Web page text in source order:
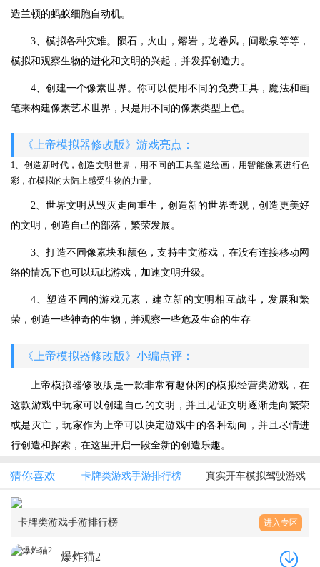
造兰顿的蚂蚁细胞自动机。
3、模拟各种灾难。陨石，火山，熔岩，龙卷风，间歇泉等等，
模拟和观察生物的进化和文明的兴起，并发挥创造力。
4、创建一个像素世界。你可以使用不同的免费工具，魔法和画
笔来构建像素艺术世界，只是用不同的像素类型上色。
《上帝模拟器修改版》游戏亮点：
1、创造新时代，创造文明世界，用不同的工具塑造绘画，用智能像素进行色
彩，在模拟的大陆上感受生物的力量。
2、世界文明从毁灭走向重生，创造新的世界奇观，创造更美好
的文明，创造自己的部落，繁荣发展。
3、打造不同像素块和颜色，支持中文游戏，在没有连接移动网
络的情况下也可以玩此游戏，加速文明升级。
4、塑造不同的游戏元素，建立新的文明相互战斗，发展和繁
荣，创造一些神奇的生物，并观察一些危及生命的生存
《上帝模拟器修改版》小编点评：
上帝模拟器修改版是一款非常有趣休闲的模拟经营类游戏，在
这款游戏中玩家可以创建自己的文明，并且见证文明逐渐走向繁荣
或是灭亡，玩家作为上帝可以决定游戏中的各种动向，并且尽情进
行创造和探索，在这里开启一段全新的创造乐趣。
猜你喜欢 卡牌类游戏手游排行榜 真实开车模拟驾驶游戏
卡牌类游戏手游排行榜 进入专区
爆炸猫2